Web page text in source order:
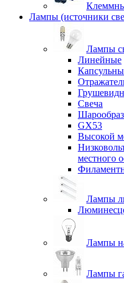
Лампы (источники
Лампы
Линейные
Свеча
GX53
Высокой
местного
Лампы
Лампы
Лампы